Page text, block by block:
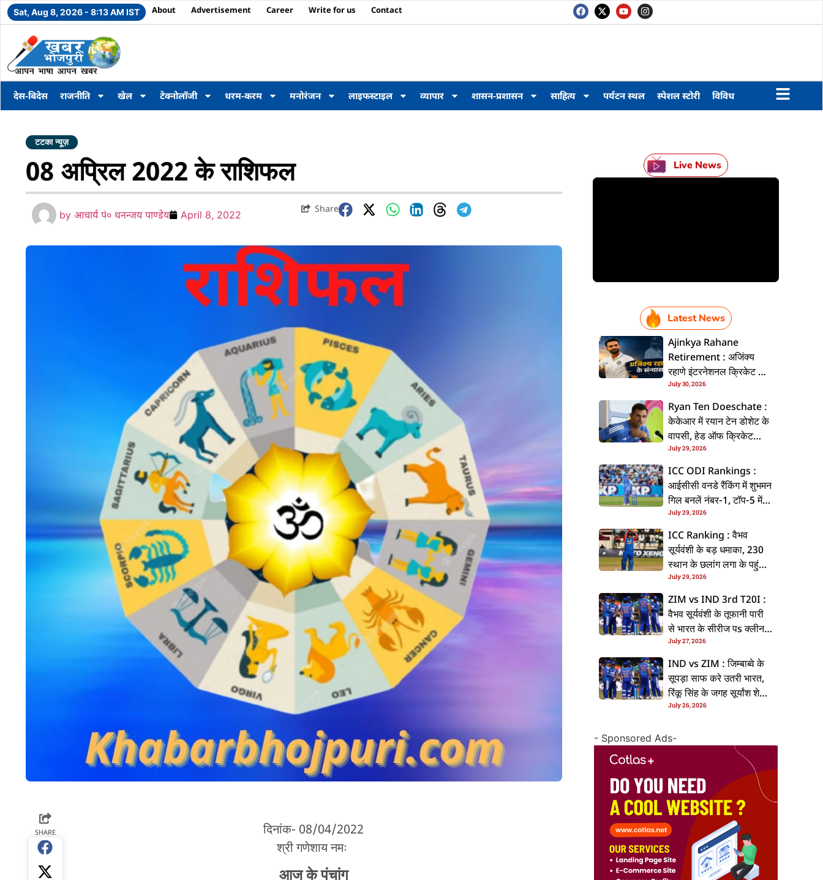
Sat, Aug 8, 2026 - 8:13 AM IST About Advertisement Career Write for us Contact
देस-बिदेस राजनीति खेल टेक्नोलॉजी धरम-करम मनोरंजन लाइफस्टाइल व्यापार शासन-प्रशासन साहित्य पर्यटन स्थल स्पेशल स्टोरी विविध
टटका न्यूज़
08 अप्रिल 2022 के राशिफल
by आचार्य पं० धनन्जय पाण्डेय April 8, 2022
Share
SHARE
दिनांक- 08/04/2022
श्री गणेशाय नमः
आज के पंचांग
Live News
Latest News
Ajinkya Rahane
Retirement : अजिंक्य
रहाणे इंटरनेशनल क्रिकेट से
ललें संन्यास, सोशल मीडिया
पs पोस्ट कs के कइलें एलान
July 30, 2026
Ryan Ten Doeschate :
केकेआर में रयान टेन डोशेट के
वापसी, हेड ऑफ क्रिकेट
स्ट्रेटजी के जिम्मेदारी संभरिहें
July 29, 2026
ICC ODI Rankings :
आईसीसी वनडे रैंकिंग में शुभमन
गिल बनलें नंबर-1, टॉप-5 में
भारत के तीन बल्लेबाज
July 29, 2026
ICC Ranking : वैभव
सूर्यवंशी के बड़ धमाका, 230
स्थान के छलांग लगा के पहुंचलें
48वां नंबर पs
July 29, 2026
ZIM vs IND 3rd T20I :
वैभव सूर्यवंशी के तूफानी पारी
से भारत के सीरीज पs क्लीन
स्वीप, जिम्बाब्वे 35 रन से
हारल
July 27, 2026
IND vs ZIM : जिम्बाब्वे के
सूपड़ा साफ करे उतरी भारत,
रिंकू सिंह के जगह सूर्यांश शेडगे
के मिल सकेला मवका
July 26, 2026
- Sponsored Ads-